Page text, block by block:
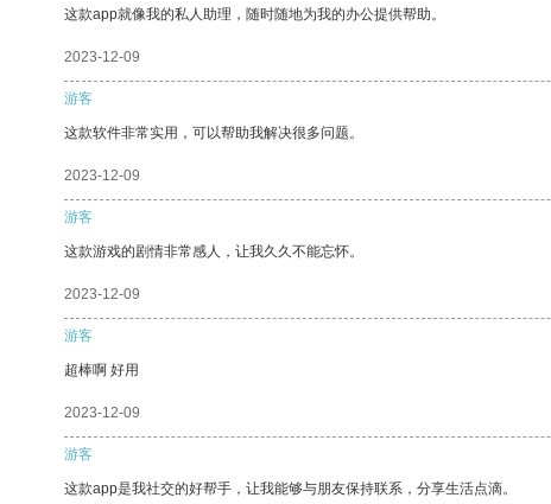
这款app就像我的私人助理，随时随地为我的办公提供帮助。
2023-12-09
游客
这款软件非常实用，可以帮助我解决很多问题。
2023-12-09
游客
这款游戏的剧情非常感人，让我久久不能忘怀。
2023-12-09
游客
超棒啊 好用
2023-12-09
游客
这款app是我社交的好帮手，让我能够与朋友保持联系，分享生活点滴。